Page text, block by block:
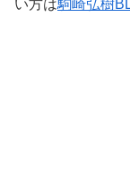
い方は駒崎弘樹